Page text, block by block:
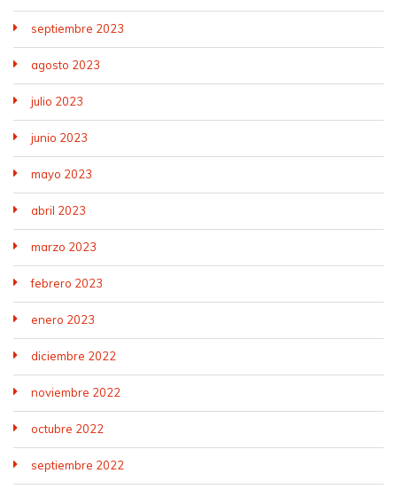
septiembre 2023
agosto 2023
julio 2023
junio 2023
mayo 2023
abril 2023
marzo 2023
febrero 2023
enero 2023
diciembre 2022
noviembre 2022
octubre 2022
septiembre 2022